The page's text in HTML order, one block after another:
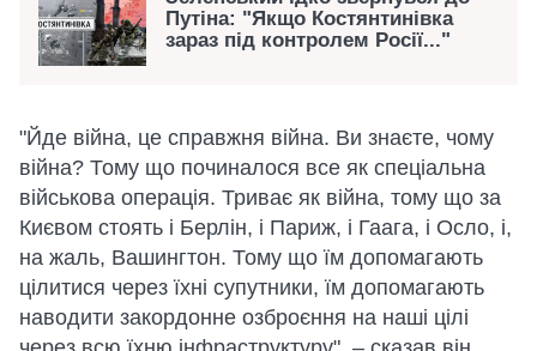
Путіна: "Якщо Костянтинівка
зараз під контролем Росії..."
"Йде війна, це справжня війна. Ви знаєте, чому
війна? Тому що починалося все як спеціальна
військова операція. Триває як війна, тому що за
Києвом стоять і Берлін, і Париж, і Гаага, і Осло, і,
на жаль, Вашингтон. Тому що їм допомагають
цілитися через їхні супутники, їм допомагають
наводити закордонне озброєння на наші цілі